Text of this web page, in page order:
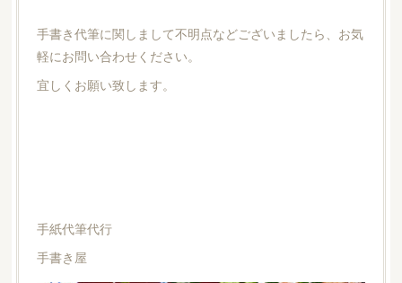
手書き代筆に関しまして不明点などございましたら、お気
軽にお問い合わせください。
宜しくお願い致します。
手紙代筆代行
手書き屋